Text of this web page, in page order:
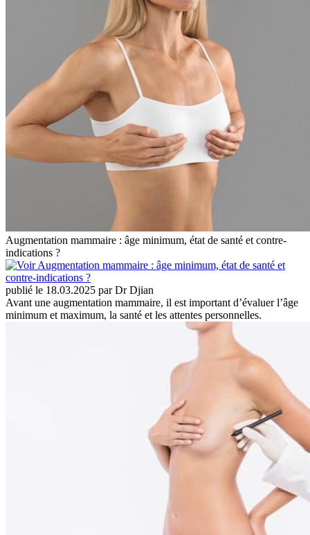
Augmentation mammaire : âge minimum, état de santé et contre-
indications ?
publié le 18.03.2025 par Dr Djian
Avant une augmentation mammaire, il est important d’évaluer l’âge
minimum et maximum, la santé et les attentes personnelles.